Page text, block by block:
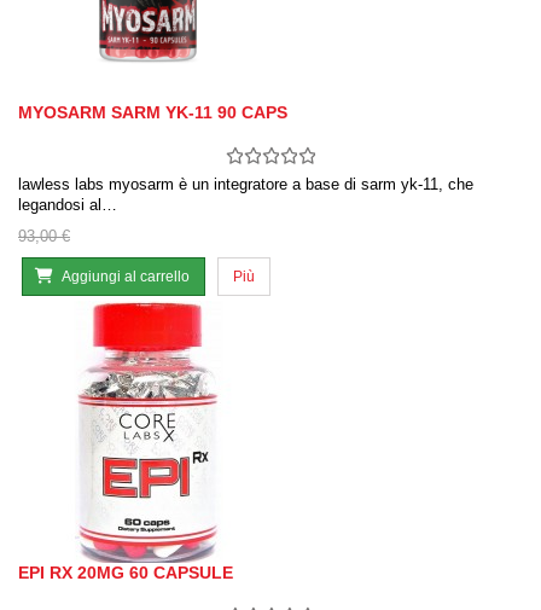
MYOSARM SARM YK-11 90 CAPS
lawless labs myosarm è un integratore a base di sarm yk-11, che
legandosi al…
93,00 €
Aggiungi al carrello Più
EPI RX 20MG 60 CAPSULE